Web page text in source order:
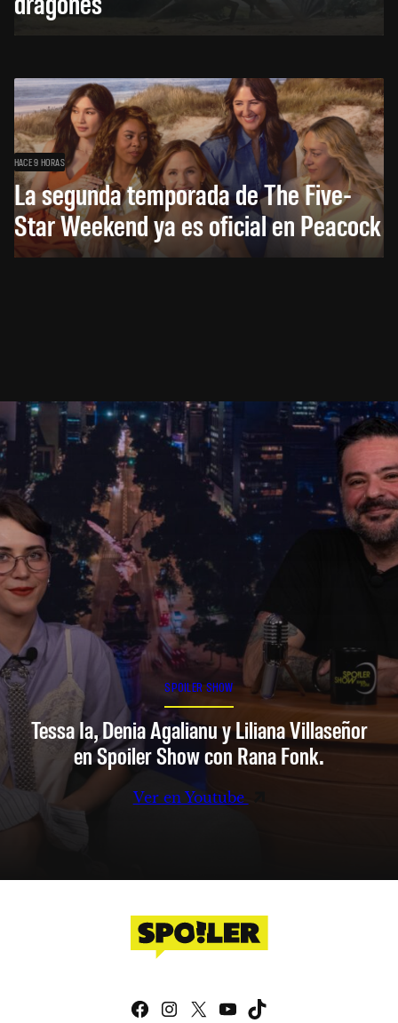
HACE 9 HORAS
La segunda temporada de The Five-
Star Weekend ya es oficial en Peacock
SPOILER SHOW
Tessa Ia, Denia Agalianu y Liliana Villaseñor
en Spoiler Show con Rana Fonk.
Ver en Youtube
Facebook
Instagram
X YouTube